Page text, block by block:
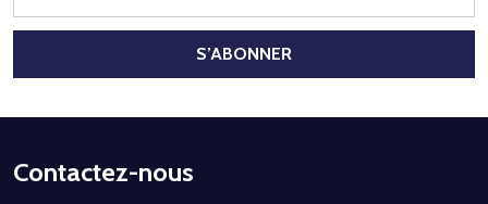
mail
S’ABONNER
Début
Contactez-nous